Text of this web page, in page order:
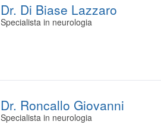
Dr. Di Biase Lazzaro
Specialista in neurologia
Dr. Roncallo Giovanni
Specialista in neurologia